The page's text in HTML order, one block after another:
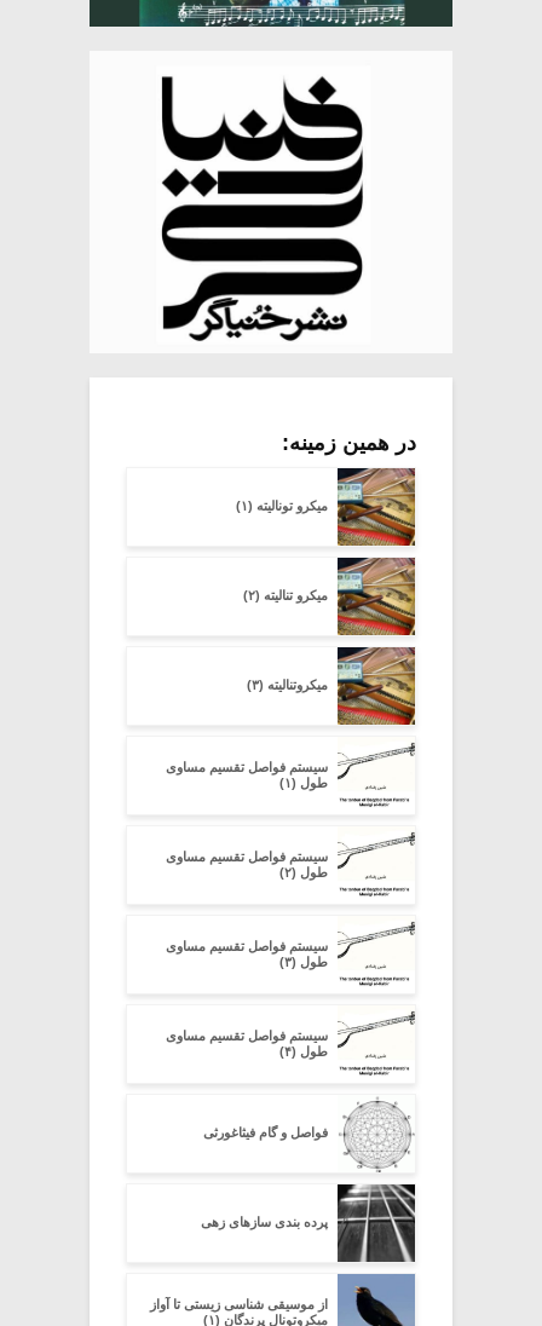
در همین زمینه:
میکرو تونالیته (۱)
میکرو تنالیته (۲)
میکروتنالیته (۳)
سیستم فواصل تقسیم مساوی
طول (۱)
سیستم فواصل تقسیم مساوی
طول (۲)
سیستم فواصل تقسیم مساوی
طول (۳)
سیستم فواصل تقسیم مساوی
طول (۴)
فواصل و گام فیثاغورثی
پرده بندی سازهای زهی
از موسیقی شناسی زیستی تا آواز
میکروتونال پرندگان (۱)